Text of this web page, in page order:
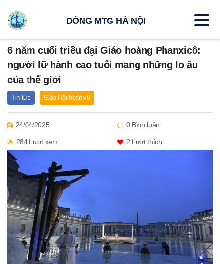
6 năm cuối triều đại Giáo hoàng Phanxicô:
người lữ hành cao tuổi mang những lo âu
của thế giới
Tin tức Giáo Hội hoàn vũ
24/04/2025 0 Bình luận
284 Lượt xem 2 Lượt thích
DÒNG MTG HÀ NỘI